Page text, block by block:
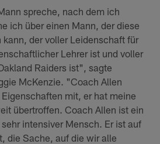
spreche, nach dem ich
ich über einen Mann, der diese
der voller Leidenschaft für
Lehrer ist und voller
Raiders ist", sagte
McKenzie. "Coach Allen
mit, er hat meine
übertroffen. Coach Allen ist ein
intensiver Mensch. Er ist auf
die Sache, auf die wir alle